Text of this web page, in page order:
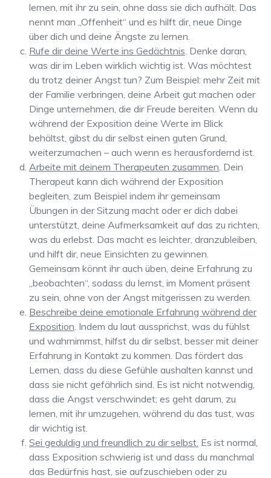
lernen, mit ihr zu sein, ohne dass sie dich aufhält. Das
nennt man „Offenheit“ und es hilft dir, neue Dinge
über dich und deine Ängste zu lernen.
Rufe dir deine Werte ins Gedächtnis. Denke daran,
was dir im Leben wirklich wichtig ist. Was möchtest
du trotz deiner Angst tun? Zum Beispiel: mehr Zeit mit
der Familie verbringen, deine Arbeit gut machen oder
Dinge unternehmen, die dir Freude bereiten. Wenn du
während der Exposition deine Werte im Blick
behältst, gibst du dir selbst einen guten Grund,
weiterzumachen – auch wenn es herausfordernd ist.
Arbeite mit deinem Therapeuten zusammen. Dein
Therapeut kann dich während der Exposition
begleiten, zum Beispiel indem ihr gemeinsam
Übungen in der Sitzung macht oder er dich dabei
unterstützt, deine Aufmerksamkeit auf das zu richten,
was du erlebst. Das macht es leichter, dranzubleiben,
und hilft dir, neue Einsichten zu gewinnen.
Gemeinsam könnt ihr auch üben, deine Erfahrung zu
„beobachten“, sodass du lernst, im Moment präsent
zu sein, ohne von der Angst mitgerissen zu werden.
Beschreibe deine emotionale Erfahrung während der
Exposition. Indem du laut aussprichst, was du fühlst
und wahrnimmst, hilfst du dir selbst, besser mit deiner
Erfahrung in Kontakt zu kommen. Das fördert das
Lernen, dass du diese Gefühle aushalten kannst und
dass sie nicht gefährlich sind. Es ist nicht notwendig,
dass die Angst verschwindet; es geht darum, zu
lernen, mit ihr umzugehen, während du das tust, was
dir wichtig ist.
Sei geduldig und freundlich zu dir selbst. Es ist normal,
dass Exposition schwierig ist und dass du manchmal
das Bedürfnis hast, sie aufzuschieben oder zu